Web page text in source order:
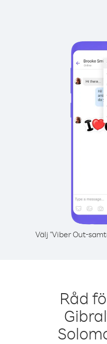
Välj "Viber Out-
Råd